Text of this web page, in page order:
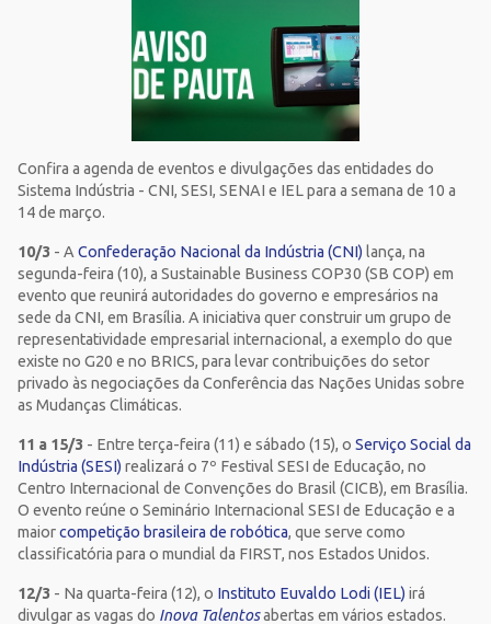
Confira a agenda de eventos e divulgações das entidades do
Sistema Indústria - CNI, SESI, SENAI e IEL para a semana de 10 a
14 de março.
10/3 - A Confederação Nacional da Indústria (CNI) lança, na
segunda-feira (10), a Sustainable Business COP30 (SB COP) em
evento que reunirá autoridades do governo e empresários na
sede da CNI, em Brasília. A iniciativa quer construir um grupo de
representatividade empresarial internacional, a exemplo do que
existe no G20 e no BRICS, para levar contribuições do setor
privado às negociações da Conferência das Nações Unidas sobre
as Mudanças Climáticas.
11 a 15/3 - Entre terça-feira (11) e sábado (15), o Serviço Social da
Indústria (SESI) realizará o 7º Festival SESI de Educação, no
Centro Internacional de Convenções do Brasil (CICB), em Brasília.
O evento reúne o Seminário Internacional SESI de Educação e a
maiorcompetição brasileira de robótica, que serve como
classificatória para o mundial da FIRST, nos Estados Unidos.
12/3 - Na quarta-feira (12), o Instituto Euvaldo Lodi (IEL) irá
divulgar as vagas do Inova Talentosabertas em vários estados.